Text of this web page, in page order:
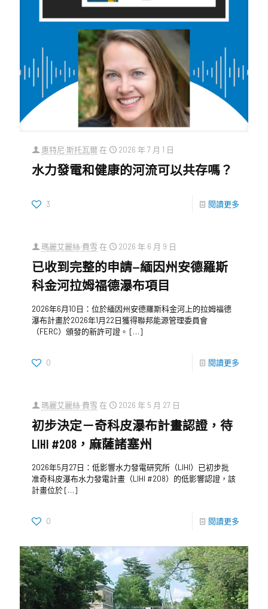
惠特尼·斯托瓦爾 在 2026 年 7 月 1 日
水力發電和健康的河流可以共存嗎？
3 閱讀更多
瑪麗艾麗絲·費雪 在 2026 年 6 月 9 日
已收到完整的申請—緬因州安德羅斯
科金河拉姆福德瀑布項目
2026年6月10日：位於緬因州安德羅斯科金河上的拉姆福德
瀑布計畫於2026年1月22日獲得聯邦能源管理委員會
（FERC）頒發的新許可證。 […]
0 閱讀更多
瑪麗艾麗絲·費雪 在 2026 年 5 月 27 日
初步決定－奇科皮瀑布計畫認證，待
LIHI #208，麻薩諸塞州
2026年5月27日：低影響水力發電研究所（LIHI）已初步批
准奇科皮瀑布水力發電計畫（LIHI #208）的低影響認證，該
計畫位於[…]
0 閱讀更多